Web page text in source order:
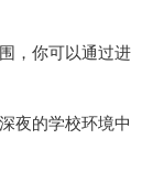
，你可以通过进
夜的学校环境中